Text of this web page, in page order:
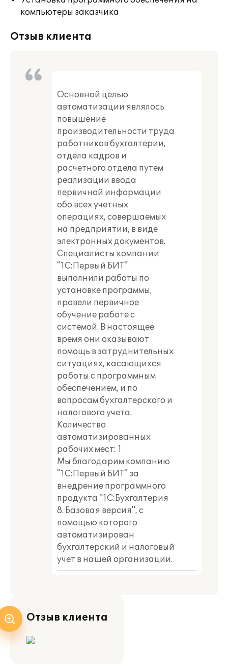
компьютеры заказчика
Отзыв клиента
Основной целью
автоматизации являлось
повышение
производительности труда
работников бухгалтерии,
отдела кадров и
расчетного отдела путем
реализации ввода
первичной информации
обо всех учетных
операциях, совершаемых
на предприятии, в виде
электронных документов.
Специалисты компании
"1С:Первый БИТ"
выполнили работы по
установке программы,
провели первичное
обучение работе с
системой. В настоящее
время они оказывают
помощь в затруднительных
ситуациях, касающихся
работы с программным
обеспечением, и по
вопросам бухгалтерского и
налогового учета.
Количество
автоматизированных
рабочих мест: 1
Мы благодарим компанию
"1С:Первый БИТ" за
внедрение программного
продукта "1С:Бухгалтерия
8. Базовая версия", с
помощью которого
автоматизирован
бухгалтерский и налоговый
учет в нашей организации.
Отзыв клиента